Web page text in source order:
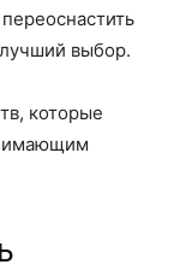
выбор.
которые